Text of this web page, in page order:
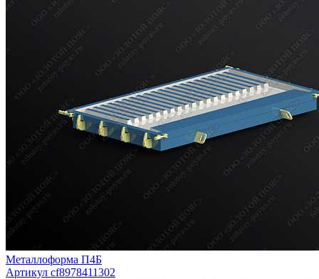
Металлоформа П4Б
Артикул cf8978411302